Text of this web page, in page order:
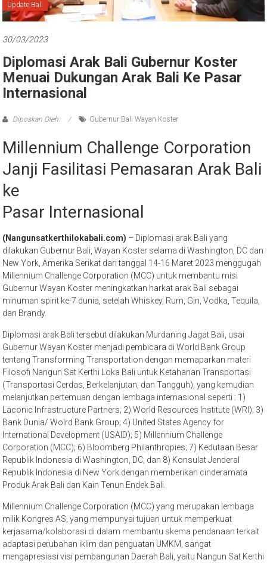
Bali
Update Bali
30/03/2023
Diplomasi Arak Bali Gubernur Koster
Menuai Dukungan Arak Bali Ke Pasar
Internasional
Diposkan Oleh: Gubernur Bali Wayan Koster
Millennium Challenge Corporation
Janji Fasilitasi Pemasaran Arak Bali
ke
Pasar Internasional
(Nangunsatkerthilokabali.com) – Diplomasi arak Bali yang
dilakukan Gubernur Bali, Wayan Koster selama di Washington, DC dan
New York, Amerika Serikat dari tanggal 14-16 Maret 2023 menggugah
Millennium Challenge Corporation (MCC) untuk membantu misi
Gubernur Wayan Koster meningkatkan harkat arak Bali sebagai
minuman spirit ke-7 dunia, setelah Whiskey, Rum, Gin, Vodka, Tequila,
dan Brandy.
Diplomasi arak Bali tersebut dilakukan Murdaning Jagat Bali, usai
Gubernur Wayan Koster menjadi pembicara di World Bank Group
tentang Transforming Transportation dengan memaparkan materi
Filosofi Nangun Sat Kerthi Loka Bali untuk Ketahanan Transportasi
(Transportasi Cerdas, Berkelanjutan, dan Tangguh), yang kemudian
melanjutkan pertemuan dengan lembaga internasional seperti : 1)
Laconic Infrastructure Partners; 2) World Resources Institute (WRI); 3)
Bank Dunia/ Wolrd Bank Group; 4) United States Agency for
International Development (USAID); 5) Millennium Challenge
Corporation (MCC); 6) Bloomberg Philanthropies; 7) Kedutaan Besar
Republik Indonesia di Washington, DC; dan 8) Konsulat Jenderal
Republik Indonesia di New York dengan memberikan cinderamata
Produk Arak Bali dan Kain Tenun Endek Bali.
Millennium Challenge Corporation (MCC) yang merupakan lembaga
milik Kongres AS, yang mempunyai tujuan untuk memperkuat
kerjasama/kolaborasi di dalam membantu skema pendanaan terkait
adaptasi perubahan iklim dan penguatan UMKM, sangat
mengapresiasi visi pembangunan Daerah Bali, yaitu Nangun Sat Kerthi